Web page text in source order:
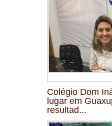
Colégio Dom
lugar em
resultad...